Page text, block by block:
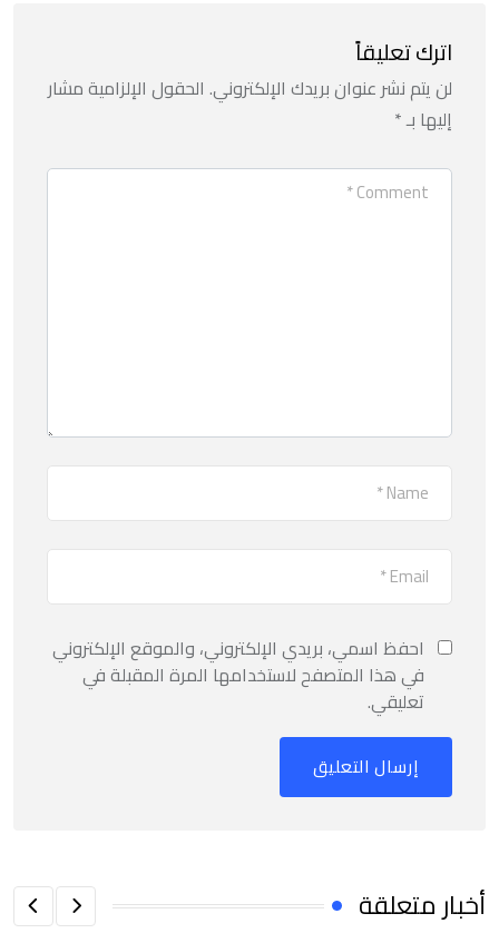
اترك تعليقاً
لن يتم نشر عنوان بريدك الإلكتروني. الحقول الإلزامية مشار
إليها بـ*
احفظ اسمي، بريدي الإلكتروني، والموقع الإلكتروني
في هذا المتصفح لاستخدامها المرة المقبلة في
تعليقي.
أخبار متعلقة